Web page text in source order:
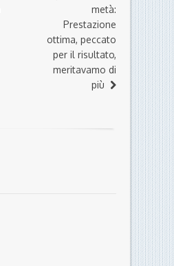
metà:
Prestazione
ottima, peccato
per il risultato,
meritavamo di
più